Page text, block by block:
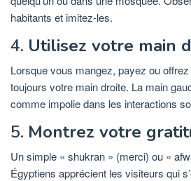
habitants et imitez-les.
4. Utilisez votre main
Lorsque vous mangez, payez ou
toujours votre main droite. La main
comme impolie dans les interactions
5. Montrez votre
Un simple « shukran » (merci) ou «
Égyptiens apprécient les visiteurs qui